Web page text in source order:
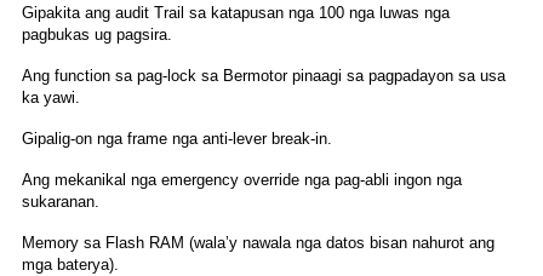
Gipakita ang audit Trail sa katapusan nga 100 nga luwas nga
pagbukas ug pagsira.
Ang function sa pag-lock sa Bermotor pinaagi sa pagpadayon sa usa
ka yawi.
Gipalig-on nga frame nga anti-lever break-in.
Ang mekanikal nga emergency override nga pag-abli ingon nga
sukaranan.
Memory sa Flash RAM (wala’y nawala nga datos bisan nahurot ang
mga baterya).